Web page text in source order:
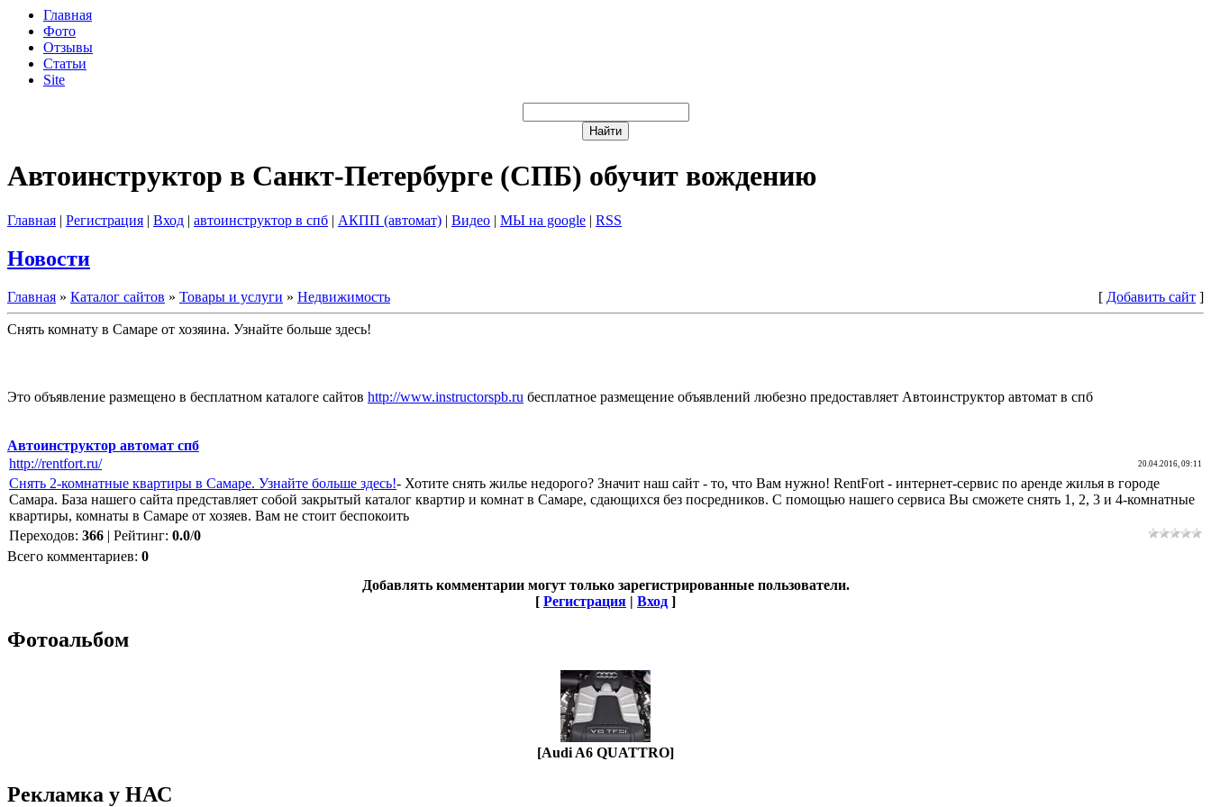
Главная
Фото
Отзывы
Статьи
Site
Автоинструктор в Санкт-Петербурге (СПБ) обучит вождению
Главная | Регистрация | Вход | автоинструктор в спб | АКПП (автомат) | Видео | МЫ на google | RSS
Новости
Главная » Каталог сайтов » Товары и услуги » Недвижимость [ Добавить сайт ]
Снять комнату в Самаре от хозяина. Узнайте больше здесь!
Это объявление размещено в бесплатном каталоге сайтов http://www.instructorspb.ru бесплатное размещение объявлений любезно предоставляет Автоинструктор автомат в спб
Автоинструктор автомат спб
http://rentfort.ru/
20.04.2016, 09:11
Снять 2-комнатные квартиры в Самаре. Узнайте больше здесь!- Хотите снять жилье недорого? Значит наш сайт - то, что Вам нужно! RentFort - интернет-сервис по аренде жилья в городе
Самара. База нашего сайта представляет собой закрытый каталог квартир и комнат в Самаре, сдающихся без посредников. С помощью нашего сервиса Вы сможете снять 1, 2, 3 и 4-комнатные
квартиры, комнаты в Самаре от хозяев. Вам не стоит беспокоить
Переходов: 366 | Рейтинг: 0.0/0
Всего комментариев: 0
Добавлять комментарии могут только зарегистрированные пользователи.
[ Регистрация | Вход ]
Фотоальбом
[Audi A6 QUATTRO]
Рекламка у НАС